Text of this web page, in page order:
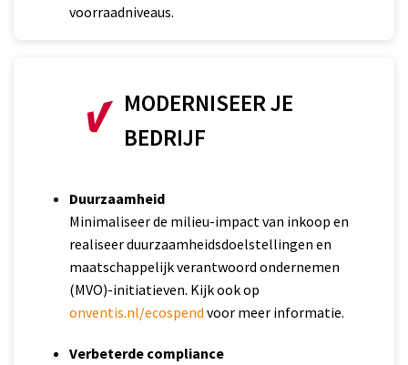
voorraadniveaus.
MODERNISEER JE
BEDRIJF
Duurzaamheid
Minimaliseer de milieu-impact van inkoop en
realiseer duurzaamheidsdoelstellingen en
maatschappelijk verantwoord ondernemen
(MVO)-initiatieven. Kijk ook op
onventis.nl/ecospend voor meer informatie.
Verbeterde compliance